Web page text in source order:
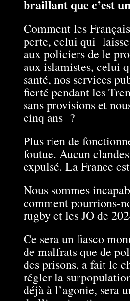
braillant que c’est
Comment les
perte, celui qui
aux policiers de le
aux islamistes, celui
santé, nos services
fierté pendant les
sans provisions et
cinq ans ?
Plus rien de
foutue. Aucun
expulsé. La France
Nous sommes
comment pourrions-
rugby et les JO de
Ce sera un fiasco
de malfrats que de
des prisons, a fait le
régler la
déjà à l’agonie, sera